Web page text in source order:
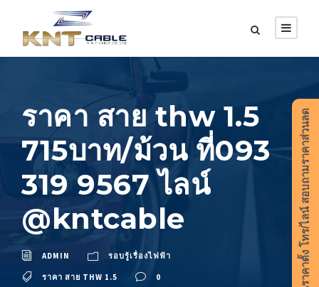
ราคา สาย thw 1.5
715บาท/ม้วน ที่093
319 9567 ไลน์
@kntcable
ADMIN รอบรู้เรื่องไฟฟ้า
ราคา สาย THW 1.5 0 ราคาเป็นราคาตั้ง โทร/ไลน์ สอบถามราคาส่วนลด